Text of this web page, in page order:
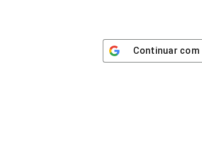
Continuar com